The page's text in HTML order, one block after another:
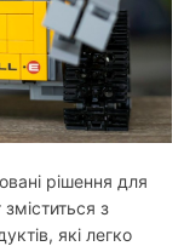
рішення для
з
які легко